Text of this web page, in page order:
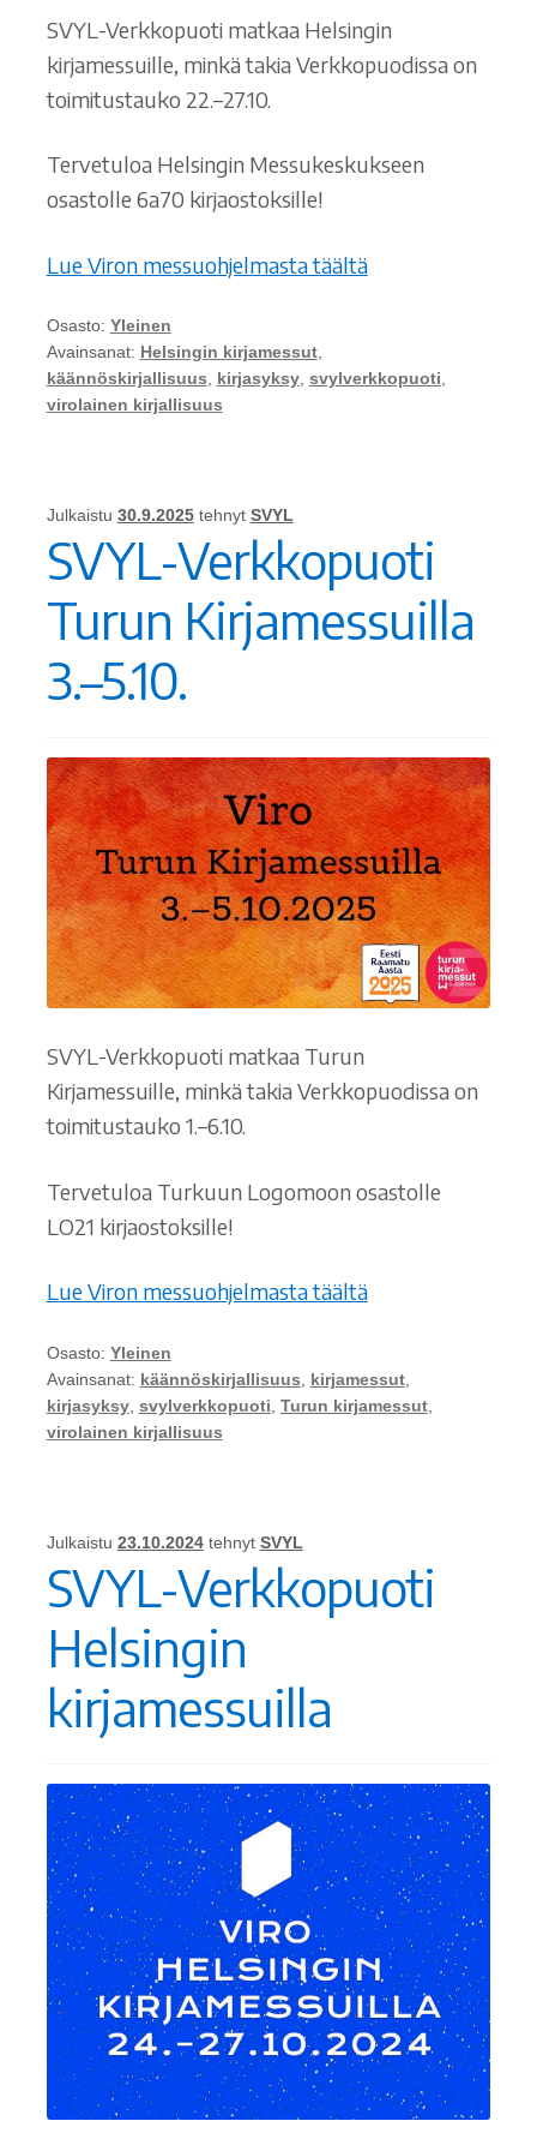
SVYL-Verkkopuoti matkaa Helsingin
kirjamessuille, minkä takia Verkkopuodissa on
toimitustauko 22.–27.10.
Tervetuloa Helsingin Messukeskukseen
osastolle 6a70 kirjaostoksille!
Lue Viron messuohjelmasta täältä
Osasto: Yleinen
Avainsanat: Helsingin kirjamessut,
käännöskirjallisuus, kirjasyksy, svylverkkopuoti,
virolainen kirjallisuus
Julkaistu 30.9.2025 tehnyt SVYL
SVYL-Verkkopuoti
Turun Kirjamessuilla
3.–5.10.
SVYL-Verkkopuoti matkaa Turun
Kirjamessuille, minkä takia Verkkopuodissa on
toimitustauko 1.–6.10.
Tervetuloa Turkuun Logomoon osastolle
LO21 kirjaostoksille!
Lue Viron messuohjelmasta täältä
Osasto: Yleinen
Avainsanat: käännöskirjallisuus kirjamessut,
kirjasyksy, svylverkkopuoti Turun kirjamessut,
virolainen kirjallisuus
Julkaistu 23.10.2024 tehnyt SVYL
SVYL-Verkkopuoti
Helsingin
kirjamessuilla